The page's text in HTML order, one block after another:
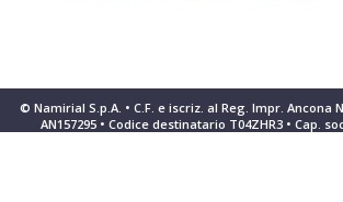
© Namirial S.p.A. • C.F. e iscriz. al Reg. Impr. Ancona N.
AN157295 • Codice destinatario T04ZHR3 • Cap.